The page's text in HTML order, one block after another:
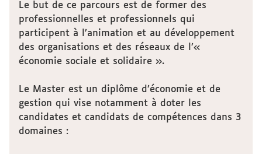
Le but de ce parcours est de former des
professionnelles et professionnels qui
participent à l’animation et au développement
des organisations et des réseaux de l’«
économie sociale et solidaire ».
Le Master est un diplôme d’économie et de
gestion qui vise notamment à doter les
candidates et candidats de compétences dans 3
domaines :